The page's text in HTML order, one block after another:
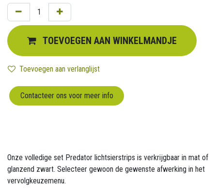
TOEVOEGEN AAN WINKELMANDJE
Toevoegen aan verlanglijst
Contacteer ons voor meer info
Onze volledige set Predator lichtsierstrips is verkrijgbaar in mat of
glanzend zwart. Selecteer gewoon de gewenste afwerking in het
vervolgkeuzemenu.